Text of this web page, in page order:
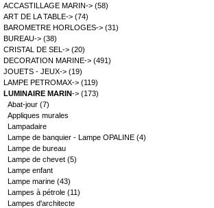
ACCASTILLAGE MARIN-> (58)
ART DE LA TABLE-> (74)
BAROMETRE HORLOGES-> (31)
BUREAU-> (38)
CRISTAL DE SEL-> (20)
DECORATION MARINE-> (491)
JOUETS - JEUX-> (19)
LAMPE PETROMAX-> (119)
LUMINAIRE MARIN-> (173)
Abat-jour (7)
Appliques murales
Lampadaire
Lampe de banquier - Lampe OPALINE (4)
Lampe de bureau
Lampe de chevet (5)
Lampe enfant
Lampe marine (43)
Lampes à pétrole (11)
Lampes d'architecte